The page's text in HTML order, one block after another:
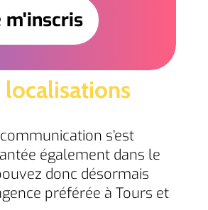
localisations
s’est
également dans le
donc désormais
préférée à Tours et